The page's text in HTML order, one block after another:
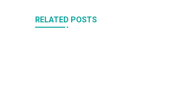
RELATED POSTS